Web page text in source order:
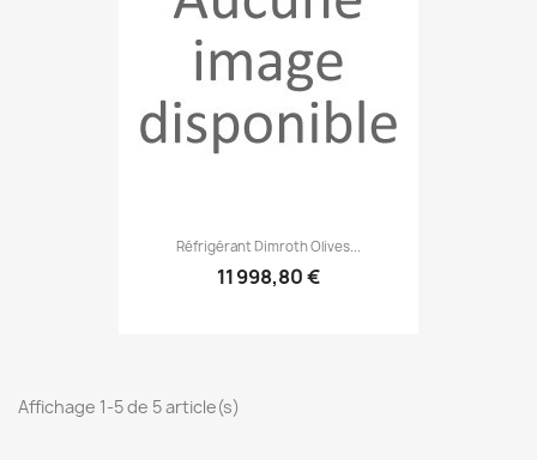
Réfrigérant Dimroth Olives...
11 998,80 €
Affichage 1-5 de 5 article(s)